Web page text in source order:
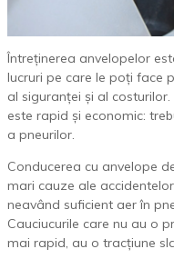
Întreținerea anvelopelor
lucruri pe care le poți face
al siguranței și al
este rapid și economic:
a pneurilor.
Conducerea cu anvelope
mari cauze ale
neavând suficient aer în
Cauciucurile care nu au o
mai rapid, au o tracțiune